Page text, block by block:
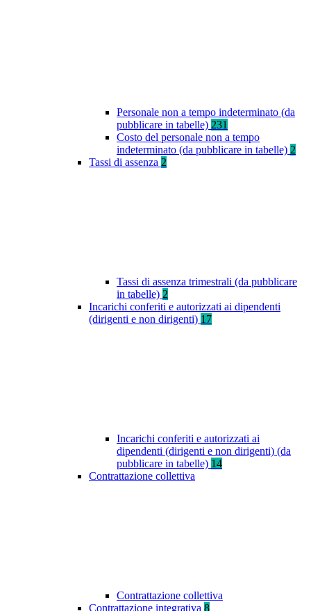
Personale non a tempo indeterminato (da
pubblicare in tabelle) 231
Costo del personale non a tempo
indeterminato (da pubblicare in tabelle) 2
Tassi di assenza 2
Tassi di assenza trimestrali (da pubblicare
in tabelle) 2
Incarichi conferiti e autorizzati ai dipendenti
(dirigenti e non dirigenti) 17
Incarichi conferiti e autorizzati ai
dipendenti (dirigenti e non dirigenti) (da
pubblicare in tabelle) 14
Contrattazione collettiva
Contrattazione collettiva
Contrattazione integrativa 8